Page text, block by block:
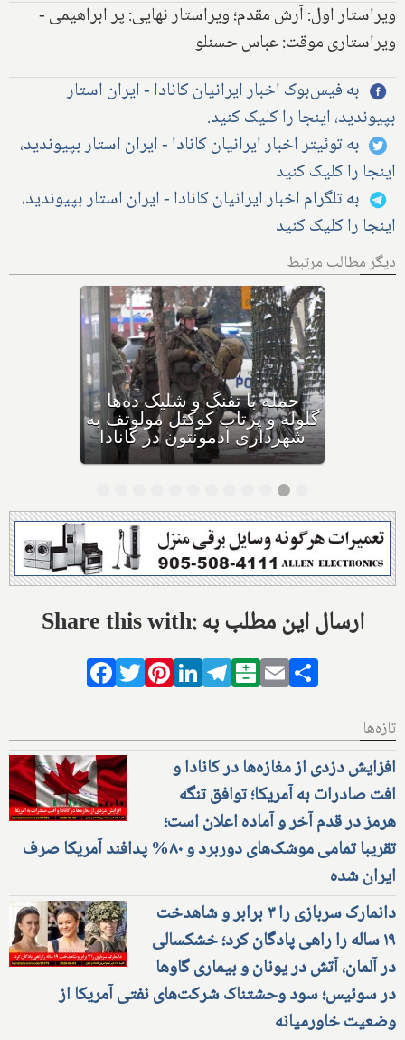
ویراستار اول: آرش مقدم؛ ویراستار نهایی: پر ابراهیمی -
ویراستاری موقت: عباس حسنلو
به فیس‌بوک اخبار ایرانیان کانادا - ایران استار
بپیوندید، اینجا را کلیک کنید.
به توئیتر اخبار ایرانیان کانادا - ایران استار بپیوندید،
اینجا را کلیک کنید
به تلگرام اخبار ایرانیان کانادا - ایران استار بپیوندید،
اینجا را کلیک کنید
دیگر مطالب مرتبط
بهداشت کانادا: این داروی
کودکان، ماست و چیا، را
مصرف نکنید و این تشک نیز
احتمال خفگی دارد
Share this with: ارسال این مطلب به
Facebook
TwitterPinterestLinkedIn
Telegram
Balatarin
Email
تازه‌ها
افزایش دزدی از مغازه‌ها در کانادا و
افت صادرات به آمریکا؛ توافق تنگه
هرمز در قدم آخر و آماده اعلان است؛
تقریبا تمامی موشک‌های دوربرد و ۸۰% پدافند آمریکا صرف
ایران شده
دانمارک سربازی را ۳ برابر و شاهدخت
۱۹ ساله را راهی پادگان کرد؛ خشکسالی
در آلمان، آتش در یونان و بیماری گاوها
در سوئیس؛ سود وحشتناک شرکت‌های نفتی آمریکا از
وضعیت خاورمیانه